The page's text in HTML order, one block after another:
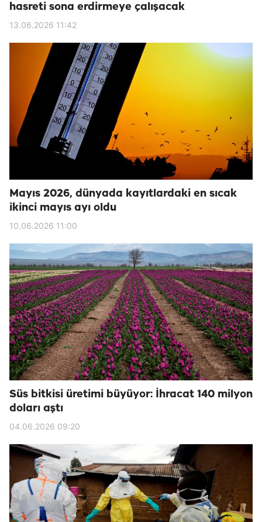
hasreti sona erdirmeye çalışacak
13.06.2026 11:42
Mayıs 2026, dünyada kayıtlardaki en sıcak
ikinci mayıs ayı oldu
10.06.2026 11:00
Süs bitkisi üretimi büyüyor: İhracat 140 milyon
doları aştı
04.06.2026 09:20